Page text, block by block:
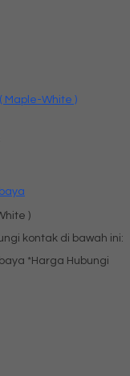
Maple-White )
)
kontak di bawah ini:
*Harga Hubungi